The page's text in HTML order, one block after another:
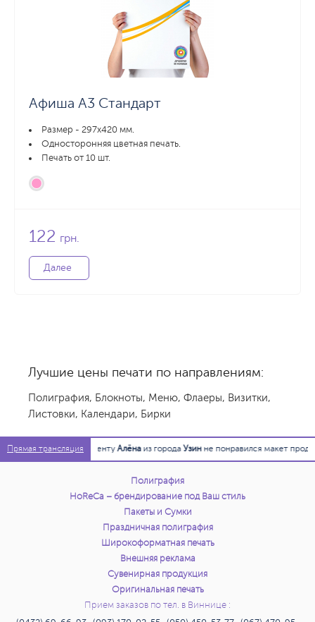
Афиша А3 Стандарт
Размер - 297х420 мм.
Односторонняя цветная печать.
Печать от 10 шт.
122 грн.
Далее
Лучшие цены печати по направлениям:
Полиграфия, Блокноты, Меню, Флаеры, Визитки,
Листовки, Календари, Бирки
Прямая трансляция
01:18:47 КлиентуАлёнаиз городаУзинне понравился макет
Полиграфия
HoReCa – брендирование под Ваш стиль
Пакеты и Сумки
Праздничная полиграфия
Широкоформатная печать
Внешняя реклама
Сувенирная продукция
Оригинальная печать
Прием заказов по тел. в Виннице :